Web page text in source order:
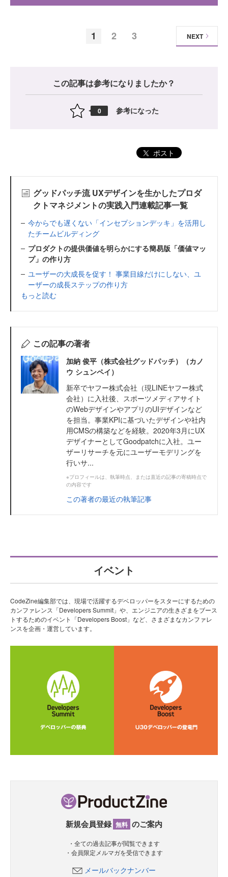
1 2 3 NEXT
この記事は参考になりましたか？
0 参考になった
ポスト
グッドパッチ流 UXデザインを生かしたプロダ
クトマネジメントの実践入門連載記事一覧
今からでも遅くない「インセプションデッキ」を活用し
たチームビルディング
プロダクトの提供価値を明らかにする簡易版「価値マッ
プ」の作り方
ユーザーの大成長を促す！ 事業目線だけにしない、ユ
ーザーの成長ステップの作り方
もっと読む
この記事の著者
加納 俊平（株式会社グッドパッチ）（カノ
ウ シュンペイ）
新卒でヤフー株式会社（現LINEヤフー株式
会社）に入社後、スポーツメディアサイト
のWebデザインやアプリのUIデザインなど
を担当。事業KPIに基づいたデザインや社内
用CMSの構築などを経験。2020年3月にUX
デザイナーとしてGoodpatchに入社。ユー
ザーリサーチを元にユーザーモデリングを
行いサ...
※プロフィールは、執筆時点、または直近の記事の寄稿時点で
の内容です
この著者の最近の執筆記事
イベント
CodeZine編集部では、現場で活躍するデベロッパーをスターにするための
カンファレンス「Developers Summit」や、エンジニアの生きざまをブース
トするためのイベント「Developers Boost」など、さまざまなカンファレ
ンスを企画・運営しています。
新規会員登録 無料 のご案内
・全ての過去記事が閲覧できます
・会員限定メルマガを受信できます
メールバックナンバー